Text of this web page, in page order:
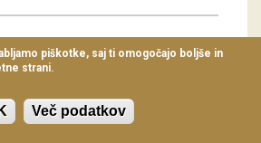
piškotke, saj ti omogočajo boljše in
strani.
Več podatkov